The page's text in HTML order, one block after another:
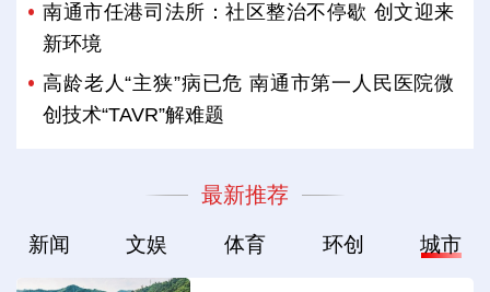
南通市任港司法所：社区整治不停歇 创文迎来
新环境
高龄老人“主狭”病已危 南通市第一人民医院微
创技术“TAVR”解难题
最新推荐
新闻 文娱 体育 环创 城市